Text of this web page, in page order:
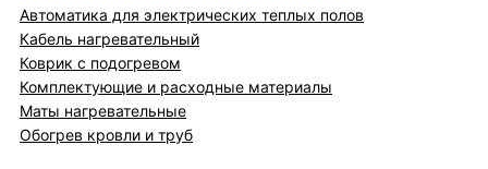
Автоматика для электрических теплых полов
Кабель нагревательный
Коврик с подогревом
Комплектующие и расходные материалы
Маты нагревательные
Обогрев кровли и труб